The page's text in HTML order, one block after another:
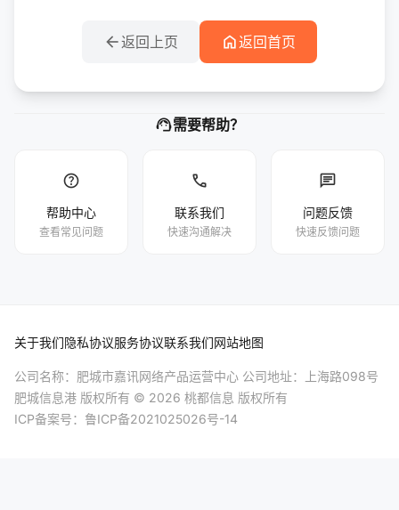
arrow_back返回上页 home返回首页
support_agent需要帮助？
help
帮助中心
查看常见问题
phone
联系我们
快速沟通解决
chat
问题反馈
快速反馈问题
关于我们隐私协议服务协议联系我们网站地图
公司名称：肥城市嘉讯网络产品运营中心 公司地址：上海路098号
肥城信息港 版权所有 © 2026 桃都信息 版权所有
ICP备案号： 鲁ICP备2021025026号-14